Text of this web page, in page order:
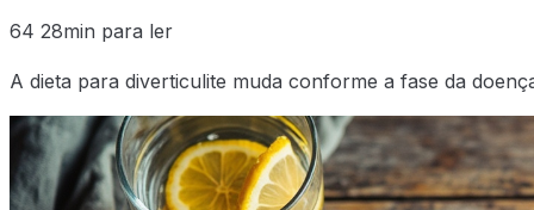
64 28min para ler
A dieta para diverticulite muda conforme a fase da